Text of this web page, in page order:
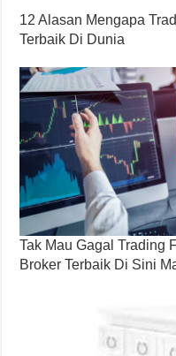
12 Alasan Mengapa
Terbaik Di Dunia
Tak Mau Gagal Trading
Broker Terbaik Di Sini